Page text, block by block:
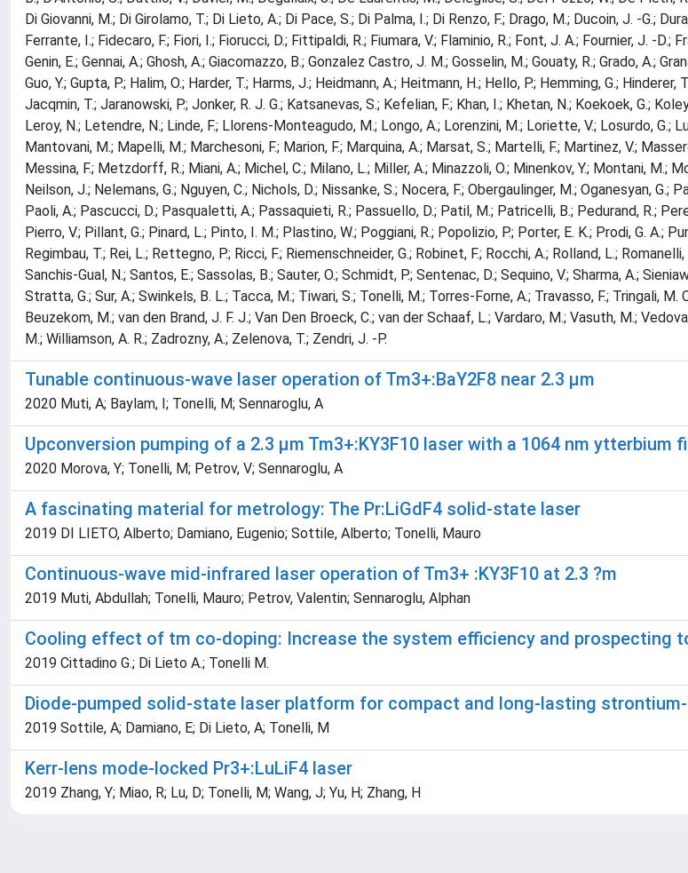
Di Giovanni, M.; Di Girolamo, T.; Di Lieto, A.; Di Pace, S.; Di Palma, I.; Di Renzo, F.; Drago, M.; Ducoin, J. -G.;
Ferrante, I.; Fidecaro, F.; Fiori, I.; Fiorucci, D.; Fittipaldi, R.; Fiumara, V.; Flaminio, R.; Font, J. A.; Fournier, J. -D.;
Genin, E.; Gennai, A.; Ghosh, A.; Giacomazzo, B.; Gonzalez Castro, J. M.; Gosselin, M.; Gouaty, R.; Grado, A.;
Guo, Y.; Gupta, P.; Halim, O.; Harder, T.; Harms, J.; Heidmann, A.; Heitmann, H.; Hello, P.; Hemming, G.;
Jacqmin, T.; Jaranowski, P.; Jonker, R. J. G.; Katsanevas, S.; Kefelian, F.; Khan, I.; Khetan, N.; Koekoek, G.;
Leroy, N.; Letendre, N.; Linde, F.; Llorens-Monteagudo, M.; Longo, A.; Lorenzini, M.; Loriette, V.; Losurdo, G.;
Mantovani, M.; Mapelli, M.; Marchesoni, F.; Marion, F.; Marquina, A.; Marsat, S.; Martelli, F.; Martinez, V.;
Messina, F.; Metzdorff, R.; Miani, A.; Michel, C.; Milano, L.; Miller, A.; Minazzoli, O.; Minenkov, Y.; Montani, M.;
Neilson, J.; Nelemans, G.; Nguyen, C.; Nichols, D.; Nissanke, S.; Nocera, F.; Obergaulinger, M.; Oganesyan, G.;
Paoli, A.; Pascucci, D.; Pasqualetti, A.; Passaquieti, R.; Passuello, D.; Patil, M.; Patricelli, B.; Pedurand, R.;
Pierro, V.; Pillant, G.; Pinard, L.; Pinto, I. M.; Plastino, W.; Poggiani, R.; Popolizio, P.; Porter, E. K.; Prodi, G. A.;
Regimbau, T.; Rei, L.; Rettegno, P.; Ricci, F.; Riemenschneider, G.; Robinet, F.; Rocchi, A.; Rolland, L.;
Sanchis-Gual, N.; Santos, E.; Sassolas, B.; Sauter, O.; Schmidt, P.; Sentenac, D.; Sequino, V.; Sharma, A.;
Stratta, G.; Sur, A.; Swinkels, B. L.; Tacca, M.; Tiwari, S.; Tonelli, M.; Torres-Forne, A.; Travasso, F.; Tringali,
Beuzekom, M.; van den Brand, J. F. J.; Van Den Broeck, C.; van der Schaaf, L.; Vardaro, M.; Vasuth, M.;
M.; Williamson, A. R.; Zadrozny, A.; Zelenova, T.; Zendri, J. -P.
Tunable continuous-wave laser operation of Tm3+:BaY2F8 near 2.3 µm
2020 Muti, A; Baylam, I; Tonelli, M; Sennaroglu, A
Upconversion pumping of a 2.3 µm Tm3+:KY3F10 laser with a 1064 nm ytterbium
2020 Morova, Y; Tonelli, M; Petrov, V; Sennaroglu, A
A fascinating material for metrology: The Pr:LiGdF4 solid-state laser
2019 DI LIETO, Alberto; Damiano, Eugenio; Sottile, Alberto; Tonelli, Mauro
Continuous-wave mid-infrared laser operation of Tm3+ :KY3F10 at 2.3 ?m
2019 Muti, Abdullah; Tonelli, Mauro; Petrov, Valentin; Sennaroglu, Alphan
Cooling effect of tm co-doping: Increase the system efficiency and prospecting
2019 Cittadino G.; Di Lieto A.; Tonelli M.
Diode-pumped solid-state laser platform for compact and long-lasting
2019 Sottile, A; Damiano, E; Di Lieto, A; Tonelli, M
Kerr-lens mode-locked Pr3+:LuLiF4 laser
2019 Zhang, Y; Miao, R; Lu, D; Tonelli, M; Wang, J; Yu, H; Zhang, H